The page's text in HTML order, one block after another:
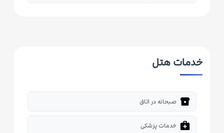
خدمات هتل
breakfast_dining صبحانه در اتاق
medical_services خدمات پزشکی